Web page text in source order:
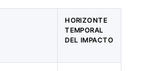
HORIZONTE
TEMPORAL
DEL IMPACTO